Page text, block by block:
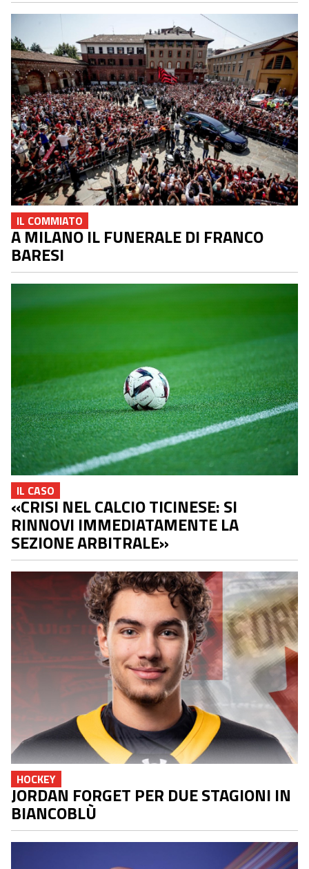
IL COMMIATO
A MILANO IL FUNERALE DI FRANCO
BARESI
IL CASO
«CRISI NEL CALCIO TICINESE: SI
RINNOVI IMMEDIATAMENTE LA
SEZIONE ARBITRALE»
HOCKEY
JORDAN FORGET PER DUE STAGIONI IN
BIANCOBLÙ